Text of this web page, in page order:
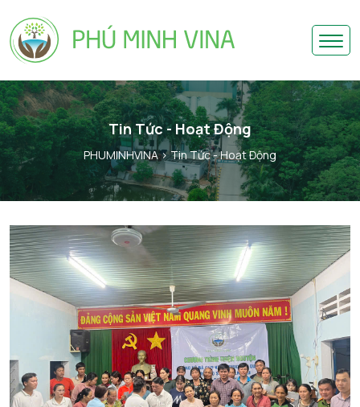
Tin Tức - Hoạt Động
PHUMINHVINA> Tin Tức - Hoạt Động